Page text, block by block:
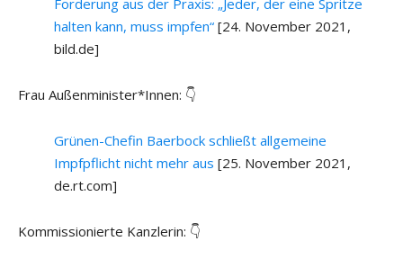
Forderung aus der Praxis: „Jeder, der eine Spritze
halten kann, muss impfen“ [24. November 2021,
bild.de]
Frau Außenminister*Innen: 👇
Grünen-Chefin Baerbock schließt allgemeine
Impfpflicht nicht mehr aus [25. November 2021,
de.rt.com]
Kommissionierte Kanzlerin: 👇